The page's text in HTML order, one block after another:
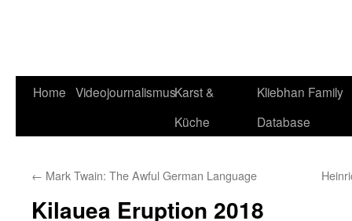
Home VideojournalismusKarst &
Küche
Kliebhan Family
Database
← Mark Twain: The Awful German Language
Kilauea Eruption 2018